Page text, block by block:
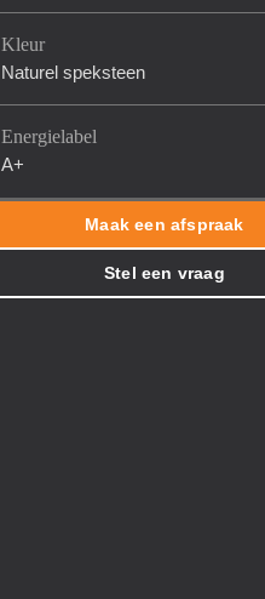
Kleur
Naturel speksteen
Energielabel
A+
Maak een afspraak
Stel een vraag